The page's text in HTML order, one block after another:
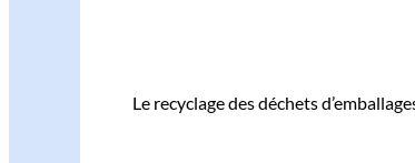
Le recyclage des déchets